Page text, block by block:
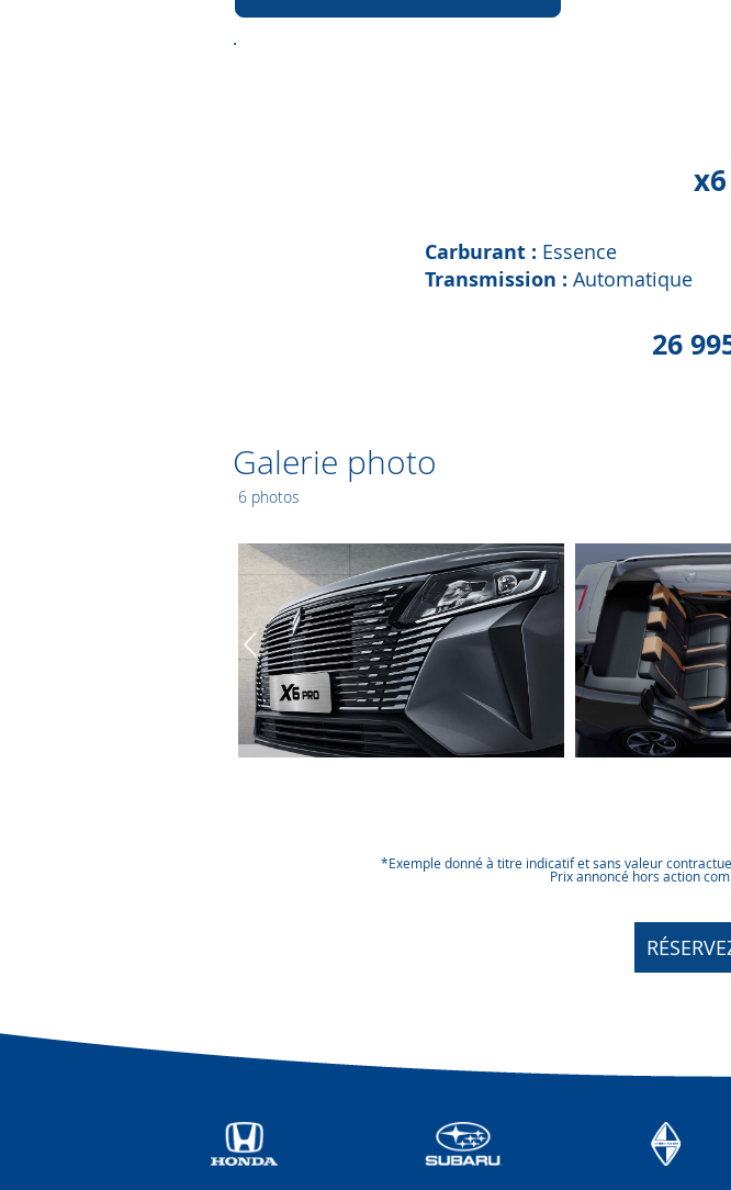
.
Carburant : Essence
Transmission : Automatique
26
Galerie photo
6 photos
*Exemple donné à titre indicatif et sans valeur
Prix annoncé hors action